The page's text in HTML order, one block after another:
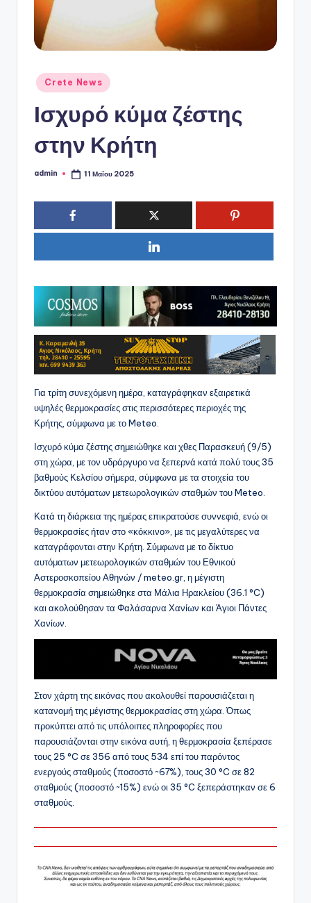
P
o
Αναρτήθηκε
σε
Crete News
Ισχυρό κύμα ζέστης
στην Κρήτη
Συγγραφέας:
admin 11 Μαΐου 2025
Για τρίτη συνεχόμενη ημέρα, καταγράφηκαν εξαιρετικά
υψηλές θερμοκρασίες στις περισσότερες περιοχές της
Κρήτης, σύμφωνα με το Meteo.
Ισχυρό κύμα ζέστης σημειώθηκε και χθες Παρασκευή (9/5)
στη χώρα, με τον υδράργυρο να ξεπερνά κατά πολύ τους 35
βαθμούς Κελσίου σήμερα, σύμφωνα με τα στοιχεία του
δικτύου αυτόματων μετεωρολογικών σταθμών του Meteo.
Κατά τη διάρκεια της ημέρας επικρατούσε συννεφιά, ενώ οι
θερμοκρασίες ήταν στο «κόκκινο», με τις μεγαλύτερες να
καταγράφονται στην Κρήτη. Σύμφωνα με το δίκτυο
αυτόματων μετεωρολογικών σταθμών του Εθνικού
Αστεροσκοπείου Αθηνών / meteo.gr, η μέγιστη
θερμοκρασία σημειώθηκε στα Μάλια Ηρακλείου (36.1 °C)
και ακολούθησαν τα Φαλάσαρνα Χανίων και Άγιοι Πάντες
Χανίων.
Στον χάρτη της εικόνας που ακολουθεί παρουσιάζεται η
κατανομή της μέγιστης θερμοκρασίας στη χώρα. Όπως
προκύπτει από τις υπόλοιπες πληροφορίες που
παρουσιάζονται στην εικόνα αυτή, η θερμοκρασία ξεπέρασε
τους 25 °C σε 356 από τους 534 επί του παρόντος
ενεργούς σταθμούς (ποσοστό ~67%), τους 30 °C σε 82
σταθμούς (ποσοστό ~15%) ενώ οι 35 °C ξεπεράστηκαν σε 6
σταθμούς.